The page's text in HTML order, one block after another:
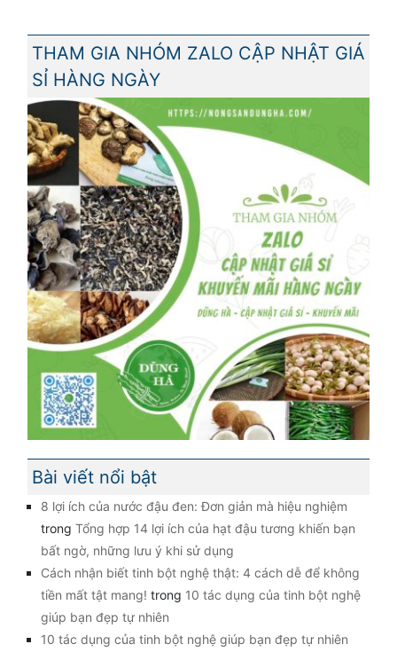
THAM GIA NHÓM ZALO CẬP NHẬT GIÁ
SỈ HÀNG NGÀY
Bài viết nổi bật
8 lợi ích của nước đậu đen: Đơn giản mà hiệu nghiệm
trong Tổng hợp 14 lợi ích của hạt đậu tương khiến bạn
bất ngờ, những lưu ý khi sử dụng
Cách nhận biết tinh bột nghệ thật: 4 cách dễ để không
tiền mất tật mang! trong 10 tác dụng của tinh bột nghệ
giúp bạn đẹp tự nhiên
10 tác dụng của tinh bột nghệ giúp bạn đẹp tự nhiên